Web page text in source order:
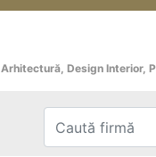
Arhitectură, Design Interior,